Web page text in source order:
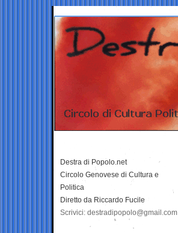
Destra di Popolo.net
Circolo Genovese di Cultura e
Politica
Diretto da Riccardo Fucile
Scrivici: destradipopolo@gmail.com